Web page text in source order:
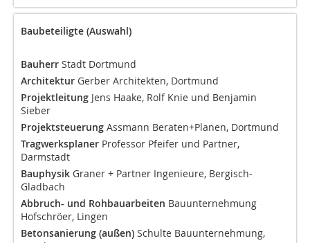
Baubeteiligte (Auswahl)
Bauherr Stadt Dortmund
Architektur Gerber Architekten, Dortmund
Projektleitung Jens Haake, Rolf Knie und Benjamin
Sieber
Projektsteuerung Assmann Beraten+Planen, Dortmund
Tragwerksplaner Professor Pfeifer und Partner,
Darmstadt
Bauphysik Graner + Partner Ingenieure, Bergisch-
Gladbach
Abbruch- und Rohbauarbeiten Bauunternehmung
Hofschröer, Lingen
Betonsanierung (außen) Schulte Bauunternehmung,